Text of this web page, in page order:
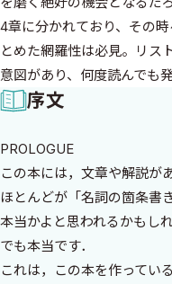
4章に分かれており、その
とめた網羅性は必見。リス
意図があり、何度読んでも
序文
PROLOGUE
この本には，文章や解説が
ほとんどが「名詞の箇条書
本当かよと思われるかもしれ
でも本当です．
これは，この本を作ってい